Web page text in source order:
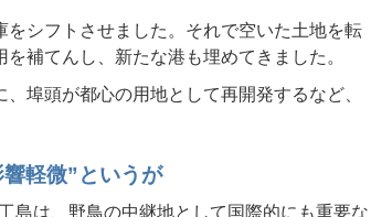
シフトさせました。それで空いた土地を転
補てんし、新たな港も埋めてきました。
埠頭が都心の用地として再開発するなど、
軽微”というが
島は、野鳥の中継地として国際的にも重要な